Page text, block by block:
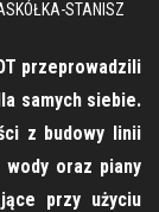
STANISZ
przeprowadzili
samych siebie.
z budowy linii
wody oraz piany
przy użyciu